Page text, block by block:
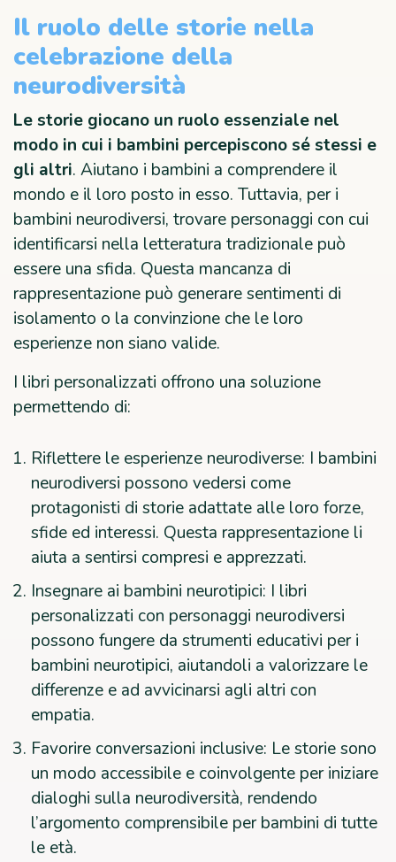
Il ruolo delle storie nella
celebrazione della
neurodiversità
Le storie giocano un ruolo essenziale nel
modo in cui i bambini percepiscono sé stessi e
gli altri. Aiutano i bambini a comprendere il
mondo e il loro posto in esso. Tuttavia, per i
bambini neurodiversi, trovare personaggi con cui
identificarsi nella letteratura tradizionale può
essere una sfida. Questa mancanza di
rappresentazione può generare sentimenti di
isolamento o la convinzione che le loro
esperienze non siano valide.
I libri personalizzati offrono una soluzione
permettendo di:
Riflettere le esperienze neurodiverse: I bambini
neurodiversi possono vedersi come
protagonisti di storie adattate alle loro forze,
sfide ed interessi. Questa rappresentazione li
aiuta a sentirsi compresi e apprezzati.
Insegnare ai bambini neurotipici: I libri
personalizzati con personaggi neurodiversi
possono fungere da strumenti educativi per i
bambini neurotipici, aiutandoli a valorizzare le
differenze e ad avvicinarsi agli altri con
empatia.
Favorire conversazioni inclusive: Le storie sono
un modo accessibile e coinvolgente per iniziare
dialoghi sulla neurodiversità, rendendo
l’argomento comprensibile per bambini di tutte
le età.